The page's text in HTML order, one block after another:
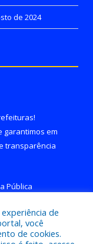
de 2024
!
garantimos em
transparência
Pública
de
você
de cookies.